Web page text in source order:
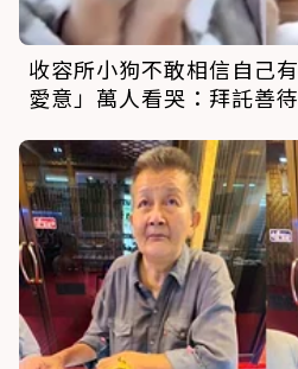
收容所小狗不敢相信自己
愛意」萬人看哭：拜託善